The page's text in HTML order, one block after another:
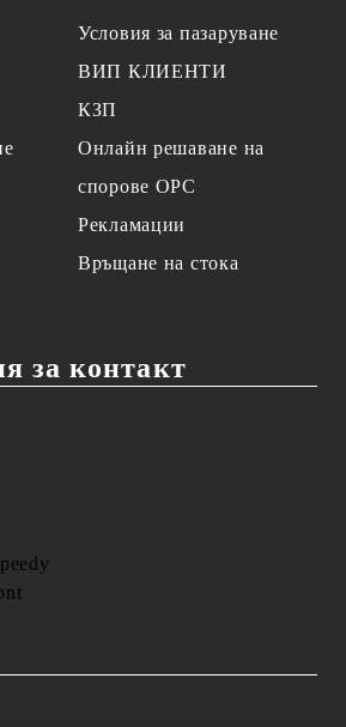
Условия за пазаруване
ВИП КЛИЕНТИ
КЗП
Онлайн решаване на
спорове OPC
Рекламации
Връщане на стока
за контакт